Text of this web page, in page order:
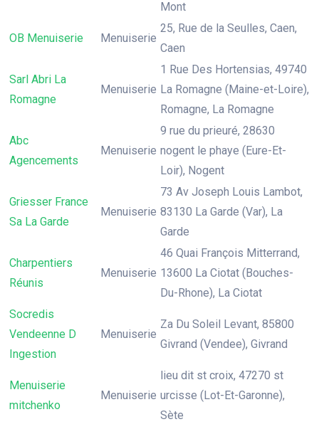
Mont
OB Menuiserie Menuiserie
25, Rue de la Seulles, Caen,
Caen
Sarl Abri La
Romagne
Menuiserie
1 Rue Des Hortensias, 49740
La Romagne (Maine-et-Loire),
Romagne, La Romagne
Abc
Agencements
Menuiserie
9 rue du prieuré, 28630
nogent le phaye (Eure-Et-
Loir), Nogent
Griesser France
Sa La Garde
Menuiserie
73 Av Joseph Louis Lambot,
83130 La Garde (Var), La
Garde
Charpentiers
Réunis
Menuiserie
46 Quai François Mitterrand,
13600 La Ciotat (Bouches-
Du-Rhone), La Ciotat
Socredis
Vendeenne D
Ingestion
Menuiserie
Za Du Soleil Levant, 85800
Givrand (Vendee), Givrand
Menuiserie
mitchenko
Menuiserie
lieu dit st croix, 47270 st
urcisse (Lot-Et-Garonne),
Sète